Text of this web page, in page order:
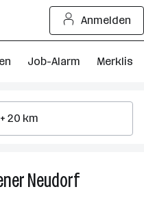
Anmelden
Job-Alarm Merkliste
Neudorf497